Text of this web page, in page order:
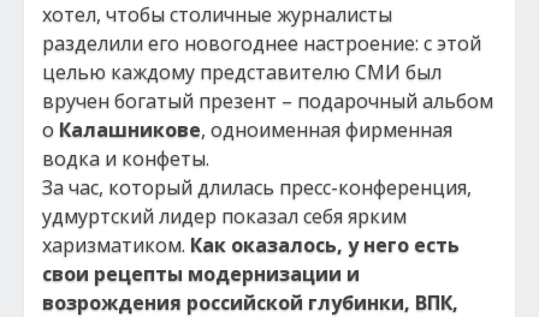
хотел, чтобы столичные журналисты
разделили его новогоднее настроение: с этой
целью каждому представителю СМИ был
вручен богатый презент – подарочный альбом
о Калашникове, одноименная фирменная
водка и конфеты.
За час, который длилась пресс-конференция,
удмуртский лидер показал себя ярким
харизматиком. Как оказалось, у него есть
свои рецепты модернизации и
возрождения российской глубинки, ВПК,